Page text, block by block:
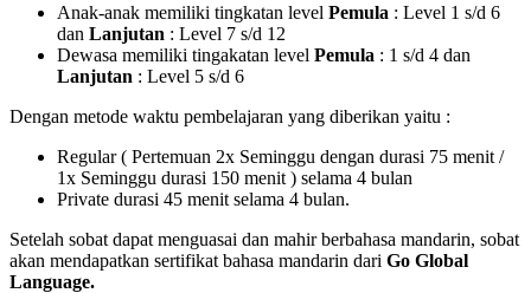
Anak-anak memiliki tingkatan level Pemula : Level 1 s/d 6
dan Lanjutan : Level 7 s/d 12
Dewasa memiliki tingakatan level Pemula : 1 s/d 4 dan
Lanjutan : Level 5 s/d 6
Dengan metode waktu pembelajaran yang diberikan yaitu :
Regular ( Pertemuan 2x Seminggu dengan durasi 75 menit /
1x Seminggu durasi 150 menit ) selama 4 bulan
Private durasi 45 menit selama 4 bulan.
Setelah sobat dapat menguasai dan mahir berbahasa mandarin, sobat
akan mendapatkan sertifikat bahasa mandarin dari Go Global
Language.